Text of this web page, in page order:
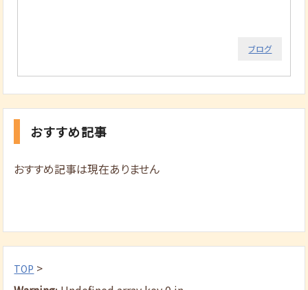
ブログ
おすすめ記事
おすすめ記事は現在ありません
TOP >